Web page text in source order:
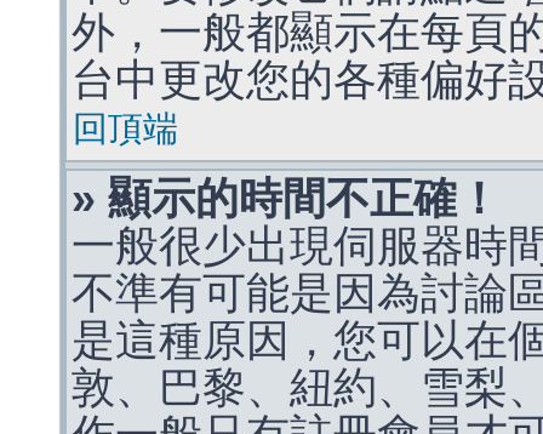
外，一般都顯示在每頁
台中更改您的各種偏好
回頂端
» 顯示的時間不正確！
一般很少出現伺服器時
不準有可能是因為討論
是這種原因，您可以在
敦、巴黎、紐約、雪梨